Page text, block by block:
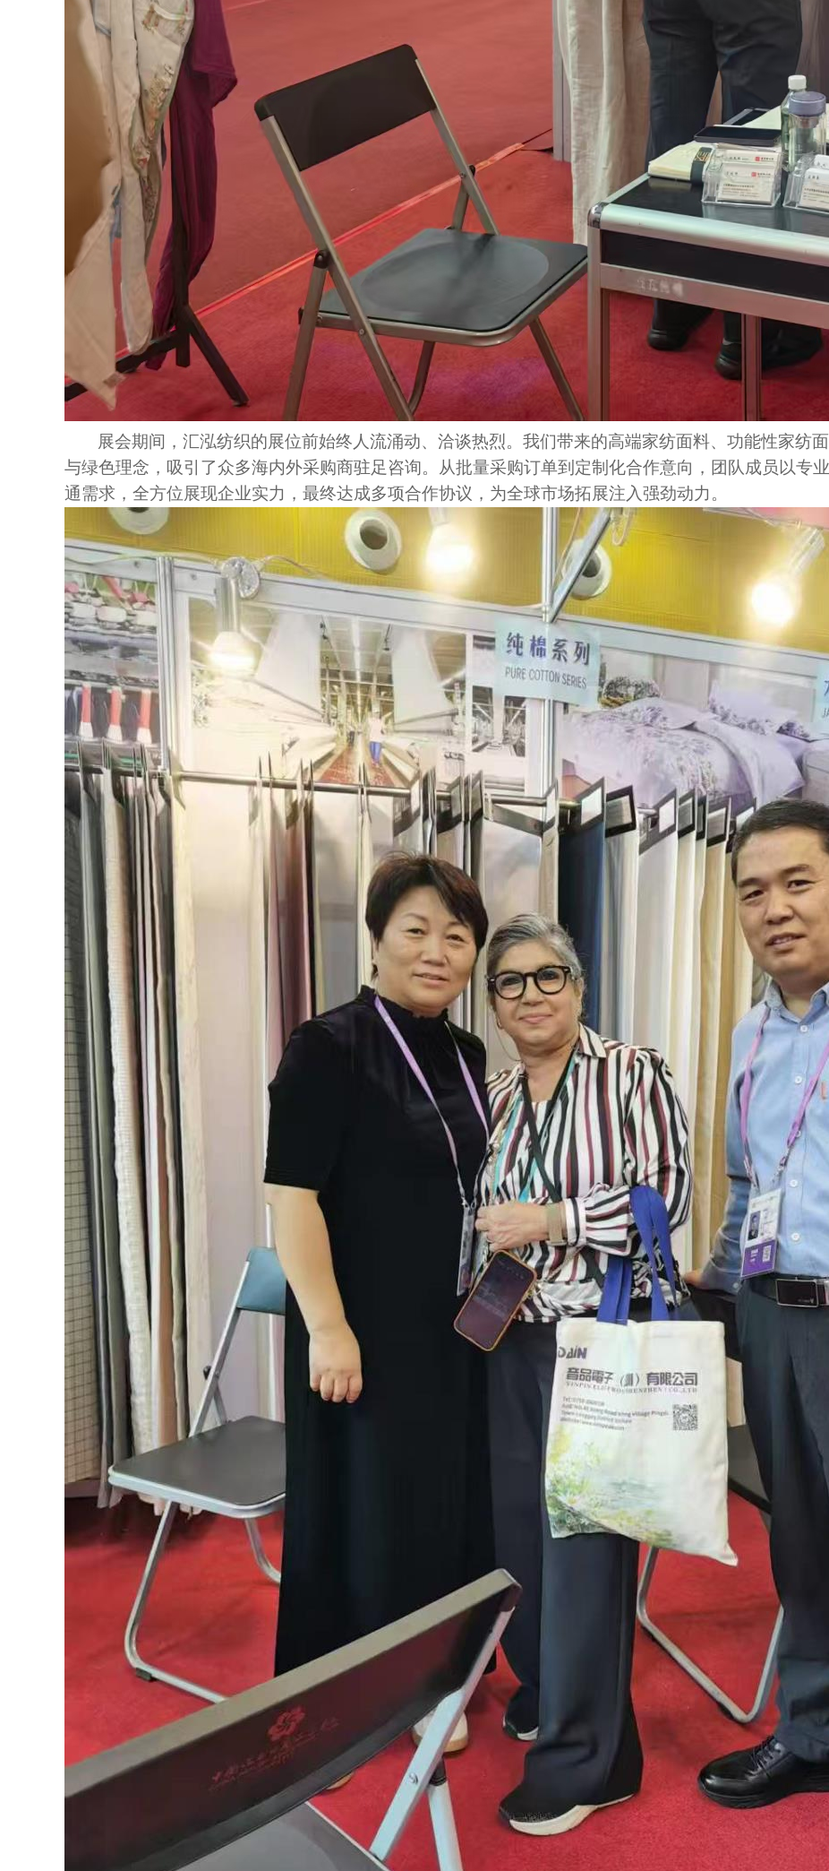
展会期间，汇泓纺织的展位前始终人流涌动、洽谈热烈。我们带来的高端家纺面料、功能性家纺
与绿色理念，吸引了众多海内外采购商驻足咨询。从批量采购订单到定制化合作意向，团队成员以专
通需求，全方位展现企业实力，最终达成多项合作协议，为全球市场拓展注入强劲动力。